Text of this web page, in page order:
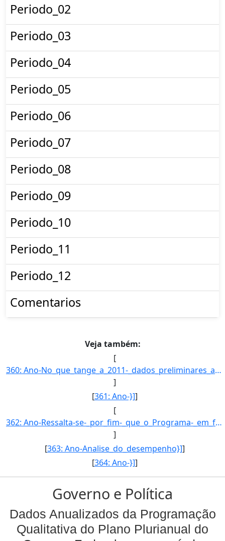
Periodo_02
Periodo_03
Periodo_04
Periodo_05
Periodo_06
Periodo_07
Periodo_08
Periodo_09
Periodo_10
Periodo_11
Periodo_12
Comentarios
Veja também:
[
360: Ano-No_que_tange_a_2011-_dados_preliminares_apontam_para_indices_compativeis_aqueles_verificados_no_]
]
[361: Ano-}]]
[
362: Ano-Ressalta-se-_por_fim-_que_o_Programa-_em_funcao_de_seus_objetivos_precipuos-_apoia-_tambem-_empr]
]
[363: Ano-Analise_do_desempenho}]]
[364: Ano-}]]
Governo e Política
Dados Anualizados da Programação
Qualitativa do Plano Plurianual do